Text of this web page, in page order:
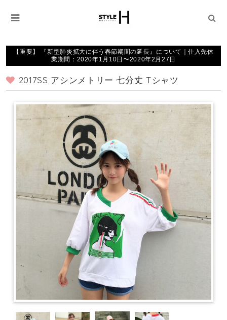
【重要】 『新型肺炎拡大に伴う春節期間の延長』について｜仕入先休
業期間：2020年1月10日〜2020年2月27日
2017SS アシンメトリー 七分丈 Tシャツ